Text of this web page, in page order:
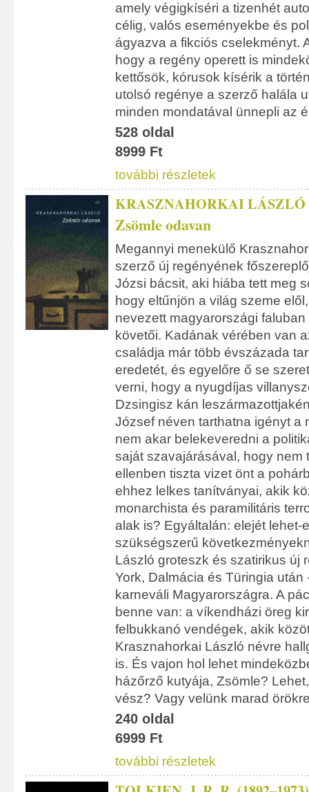
amely végigkíséri a tizenhét
célig, valós eseményekbe és
ágyazva a fikciós cselekményt.
hogy a regény operett is
kettősök, kórusok kísérik a
utolsó regénye a szerző halála
minden mondatával ünnepli az
528 oldal
8999 Ft
további részletek
KRASZNAHORKAI LÁSZLÓ
Zsömle odavan
Megannyi menekülő
szerző új regényének
Józsi bácsit, aki hiába tett meg
hogy eltűnjön a világ szeme
nevezett magyarországi
követői. Kadának vérében van
családja már több évszázada
eredetét, és egyelőre ő se
verni, hogy a nyugdíjas
Dzsingisz kán
József néven tarthatna igényt a
nem akar belekeveredni a
saját szavajárásával, hogy nem
ellenben tiszta vizet önt a
ehhez lelkes tanítványai, akik
monarchista és paramilitáris
alak is? Egyáltalán: elejét lehet-
szükségszerű
László groteszk és szatirikus új
York, Dalmácia és Türingia után
karneváli Magyarországra. A
benne van: a víkendházi öreg
felbukkanó vendégek, akik
Krasznahorkai László névre
is. És vajon hol lehet
házőrző kutyája, Zsömle?
vész? Vagy velünk marad
240 oldal
6999 Ft
további részletek